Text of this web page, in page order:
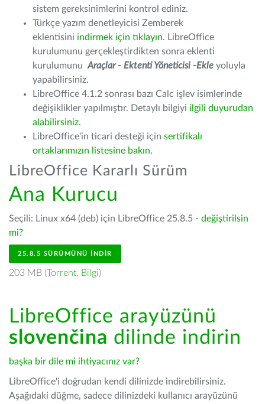
sistem gereksinimlerini kontrol ediniz.
Türkçe yazım denetleyicisi Zemberek
eklentisini indirmek için tıklayın. LibreOffice
kurulumunu gerçekleştirdikten sonra eklenti
kurulumunu Araçlar - Ektenti Yöneticisi -Ekle yoluyla
yapabilirsiniz.
LibreOffice 4.1.2 sonrası bazı Calc işlev isimlerinde
değişiklikler yapılmıştır. Detaylı bilgiyi ilgili duyurudan
alabilirsiniz.
LibreOffice'in ticari desteği için sertifikalı
ortaklarımızın listesine bakın.
LibreOffice Kararlı Sürüm
Ana Kurucu
Seçili: Linux x64 (deb) için LibreOffice 25.8.5 - değiştirilsin
mi?
25.8.5 SÜRÜMÜNÜ İNDIR
203 MB (Torrent, Bilgi)
LibreOffice arayüzünü
slovenčina dilinde indirin
başka bir dile mi ihtiyacınız var?
LibreOffice'i doğrudan kendi dilinizde indirebilirsiniz.
Aşağıdaki düğme, sadece dilinizdeki kullanıcı arayüzünü